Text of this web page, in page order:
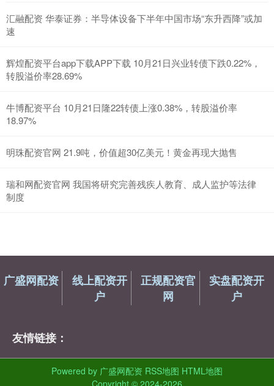
汇融配资 华泰证券：半导体设备下半年中国市场“东升西降”或加
速
辉煌配资平台app下载APP下载 10月21日兴业转债下跌0.22%，
转股溢价率28.69%
牛博配资平台 10月21日隆22转债上涨0.38%，转股溢价率
18.97%
明珠配资官网 21.9吨，价值超30亿美元！黄金再现大抛售
瑞和网配资官网 我国将研究完善残疾人教育、成人监护等法律
制度
广盛网配资
线上配资开
户
正规配资官
网
实盘配资开
户
友情链接：
Powered by 广盛网配资 RSS地图 HTML地图
Copyright © 2024-2026